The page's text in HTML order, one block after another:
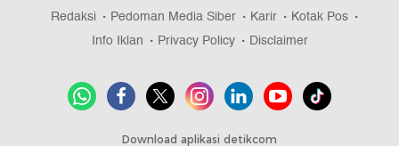
Redaksi Pedoman Media Siber Karir
Kotak Pos
Info Iklan
Privacy Policy Disclaimer
Download aplikasi detikcom